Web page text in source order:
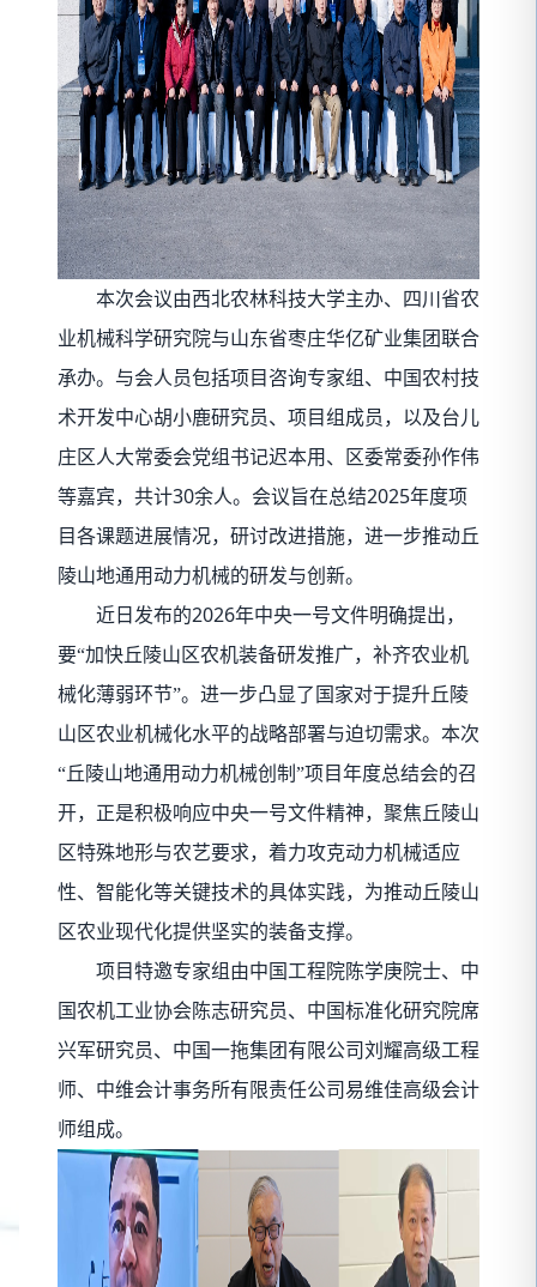
本次会议由西北农林科技大学主办、四川省农
业机械科学研究院与山东省枣庄华亿矿业集团联合
承办。与会人员包括项目咨询专家组、中国农村技
术开发中心胡小鹿研究员、项目组成员，以及台儿
庄区人大常委会党组书记迟本用、区委常委孙作伟
等嘉宾，共计30余人。会议旨在总结2025年度项
目各课题进展情况，研讨改进措施，进一步推动丘
陵山地通用动力机械的研发与创新。
近日发布的2026年中央一号文件明确提出，
要“加快丘陵山区农机装备研发推广，补齐农业机
械化薄弱环节”。进一步凸显了国家对于提升丘陵
山区农业机械化水平的战略部署与迫切需求。本次
“丘陵山地通用动力机械创制”项目年度总结会的召
开，正是积极响应中央一号文件精神，聚焦丘陵山
区特殊地形与农艺要求，着力攻克动力机械适应
性、智能化等关键技术的具体实践，为推动丘陵山
区农业现代化提供坚实的装备支撑。
项目特邀专家组由中国工程院陈学庚院士、中
国农机工业协会陈志研究员、中国标准化研究院席
兴军研究员、中国一拖集团有限公司刘耀高级工程
师、中维会计事务所有限责任公司易维佳高级会计
师组成。